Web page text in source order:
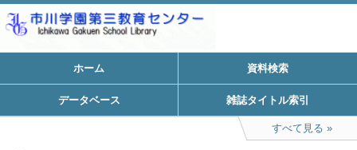
ホーム 資料検索
データベース 雑誌タイトル索引
すべて見る